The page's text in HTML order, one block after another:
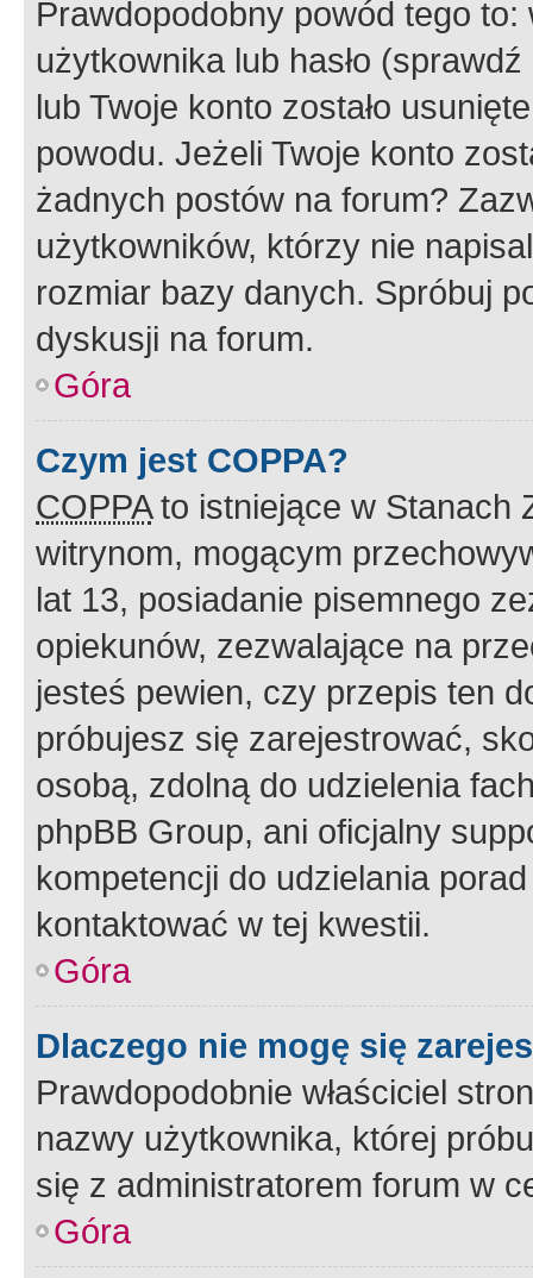
Prawdopodobny powód tego to:
użytkownika lub hasło
lub Twoje konto zostało
powodu. Jeżeli Twoje konto
żadnych postów na forum?
użytkowników, którzy nie
rozmiar bazy danych. Spróbuj
dyskusji na forum.
Góra
Czym jest COPPA?
COPPAto istniejące w Stanach
witrynom, mogącym
lat 13, posiadanie pisemnego
opiekunów, zezwalające na
jesteś pewien, czy przepis ten
próbujesz się zarejestrować,
osobą, zdolną do udzielenia
phpBB Group, ani oficjalny
kompetencji do udzielania
kontaktować w tej kwestii.
Góra
Dlaczego nie mogę się
Prawdopodobnie właściciel
nazwy użytkownika, której
się z administratorem forum w
Góra